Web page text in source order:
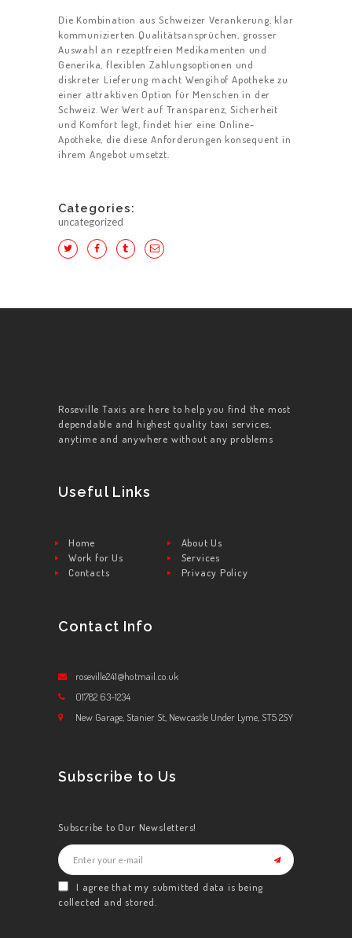
Die Kombination aus Schweizer Verankerung, klar
kommunizierten Qualitätsansprüchen, grosser
Auswahl an rezeptfreien Medikamenten und
Generika, flexiblen Zahlungsoptionen und
diskreter Lieferung macht Wengihof Apotheke zu
einer attraktiven Option für Menschen in der
Schweiz. Wer Wert auf Transparenz, Sicherheit
und Komfort legt, findet hier eine Online-
Apotheke, die diese Anforderungen konsequent in
ihrem Angebot umsetzt.
Categories:
uncategorized
Roseville Taxis are here to help you find the most
dependable and highest quality taxi services,
anytime and anywhere without any problems
Useful Links
Home
About Us
Work for Us
Services
Contacts
Privacy Policy
Contact Info
roseville241@hotmail.co.uk
01782 63-1234
New Garage, Stanier St, Newcastle Under Lyme, ST5 2SY
Subscribe to Us
Subscribe to Our Newsletters!
I agree that my submitted data is being
collected and stored.